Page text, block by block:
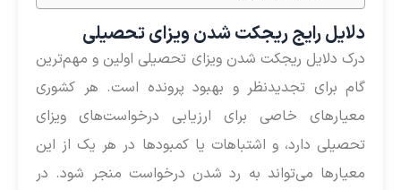
دلایل رایج ریجکت شدن ویزای تحصیلی
درک دلایل ریجکت شدن ویزای تحصیلی اولین و مهم‌ترین
گام برای تجدیدنظر و بهبود پرونده است. هر کشوری
معیارهای خاصی برای ارزیابی درخواست‌های ویزای
تحصیلی دارد، و اشتباهات یا کمبودها در هر یک از این
معیارها می‌تواند به رد شدن درخواست منجر شود. در